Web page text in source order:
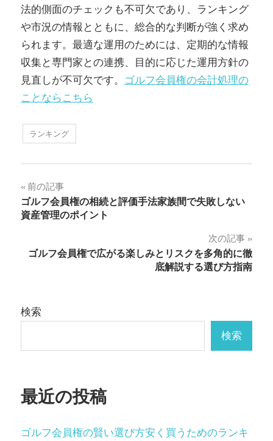
法的側面のチェックも不可欠であり、ランキング
や市況の情報とともに、総合的な判断が強く求め
られます。最適な運用のためには、定期的な情報
収集と専門家との連携、目的に応じた運用方針の
見直しが不可欠です。 ゴルフ会員権の会計処理の
ことならこちら
ランキング
投
稿
ビ
ー
ョ
前の記事
ゴルフ会員権の相続と評価手法家族間で失敗しない
資産管理のポイント
次の記事
ゴルフ会員権で広がる楽しみとリスクを多角的に徹
底解説する選び方指南
検索
検索
最近の投稿
ゴルフ会員権の賢い選び方安く買うためのランキ